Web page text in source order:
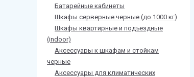
Батарейные кабинеты
Шкафы серверные черные (до 1000 кг)
Шкафы квартирные и подъездные
(indoor)
Аксессуары к шкафам и стойкам
черные
Аксессуары для климатических